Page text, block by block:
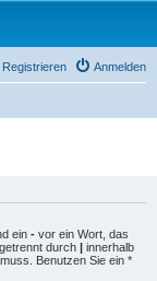
Anmelden
Registrieren
ein - vor ein Wort, das
durch | innerhalb
Benutzen Sie ein *